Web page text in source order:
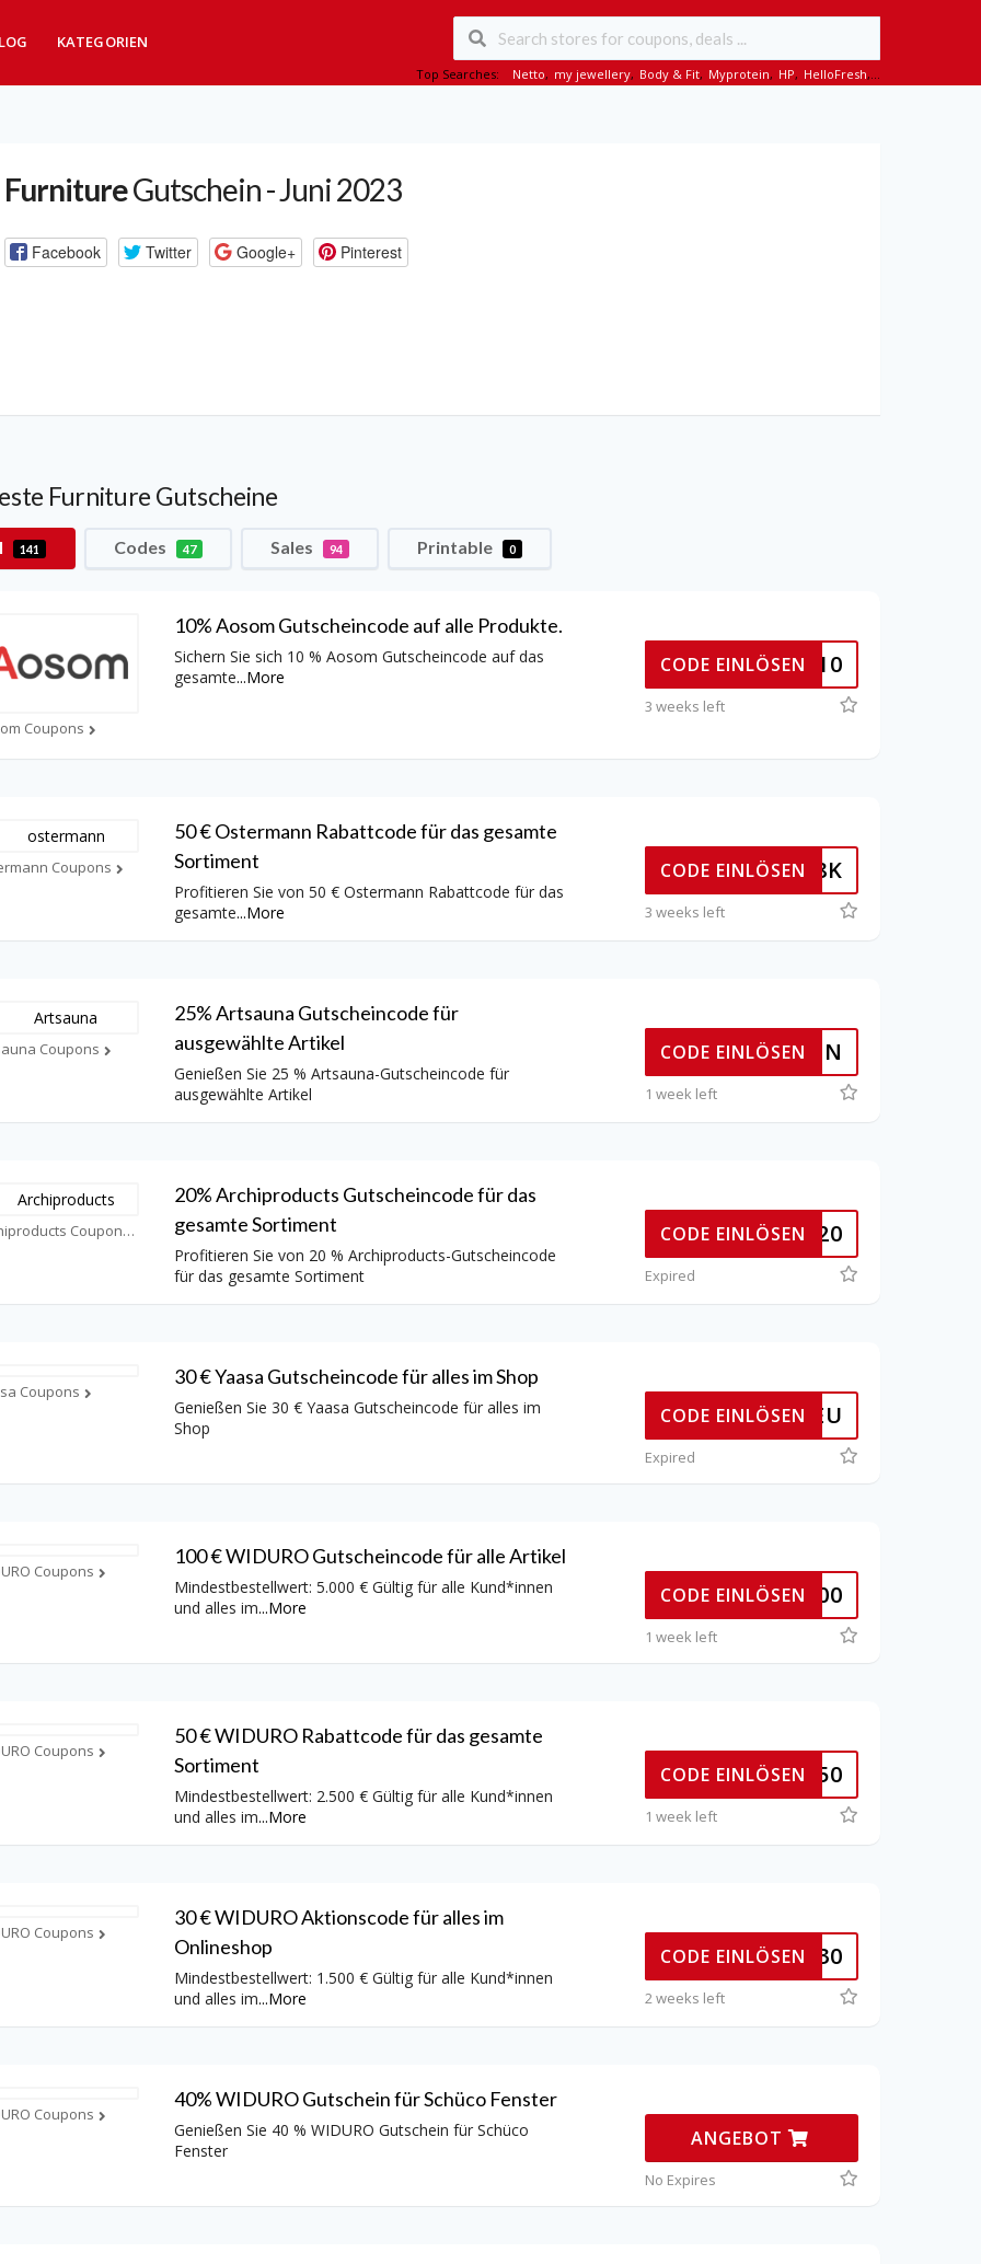
KATEGORIEN
Top Searches: Netto, my jewellery, Body & Fit, Myprotein, HP, HelloFresh,...
FurnitureGutschein - Juni 2023
Facebook Twitter Google+ Pinterest
Furniture Gutscheine
141 Codes 47 Sales 94 Printable 0
Coupons
10% Aosom Gutscheincode auf alle Produkte.
Sichern Sie sich 10 % Aosom Gutscheincode auf das
gesamte...More KOL10
CODE EINLÖSEN
3 weeks left
Coupons
50 € Ostermann Rabattcode für das gesamte
Sortiment
Profitieren Sie von 50 € Ostermann Rabattcode für das
gesamte...More
256GTR8K
CODE EINLÖSEN
3 weeks left
Coupons
25% Artsauna Gutscheincode für
ausgewählte Artikel
Genießen Sie 25 % Artsauna-Gutscheincode für
ausgewählte Artikel
TIVIEREN
CODE EINLÖSEN
1 week left
Archiproducts Coupons
20% Archiproducts Gutscheincode für das
gesamte Sortiment
Profitieren Sie von 20 % Archiproducts-Gutscheincode
für das gesamte Sortiment
SUMMER20
CODE EINLÖSEN
Expired
Coupons
30 € Yaasa Gutscheincode für alles im Shop
Genießen Sie 30 € Yaasa Gutscheincode für alles im
Shop
AD77Y1EU
CODE EINLÖSEN
Expired
Coupons
100 € WIDURO Gutscheincode für alle Artikel
Mindestbestellwert: 5.000 € Gültig für alle Kund*innen
und alles im...More IDURO100
CODE EINLÖSEN
1 week left
Coupons
50 € WIDURO Rabattcode für das gesamte
Sortiment
Mindestbestellwert: 2.500 € Gültig für alle Kund*innen
und alles im...More
WIDURO50
CODE EINLÖSEN
1 week left
Coupons
30 € WIDURO Aktionscode für alles im
Onlineshop
Mindestbestellwert: 1.500 € Gültig für alle Kund*innen
und alles im...More
WIDURO30
CODE EINLÖSEN
2 weeks left
Coupons
40% WIDURO Gutschein für Schüco Fenster
Genießen Sie 40 % WIDURO Gutschein für Schüco
Fenster
ANGEBOT
No Expires